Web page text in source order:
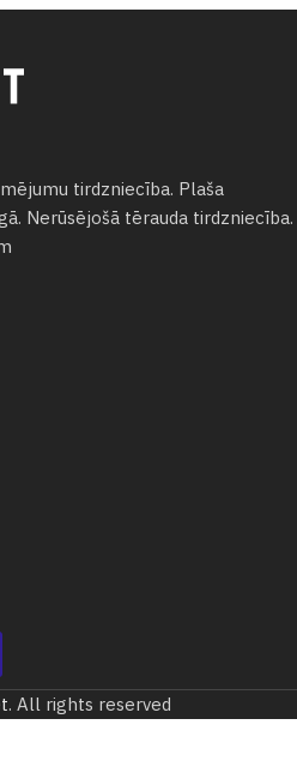
tirdzniecība. Plaša
Nerūsējošā tērauda tirdzniecība.
. All rights reserved